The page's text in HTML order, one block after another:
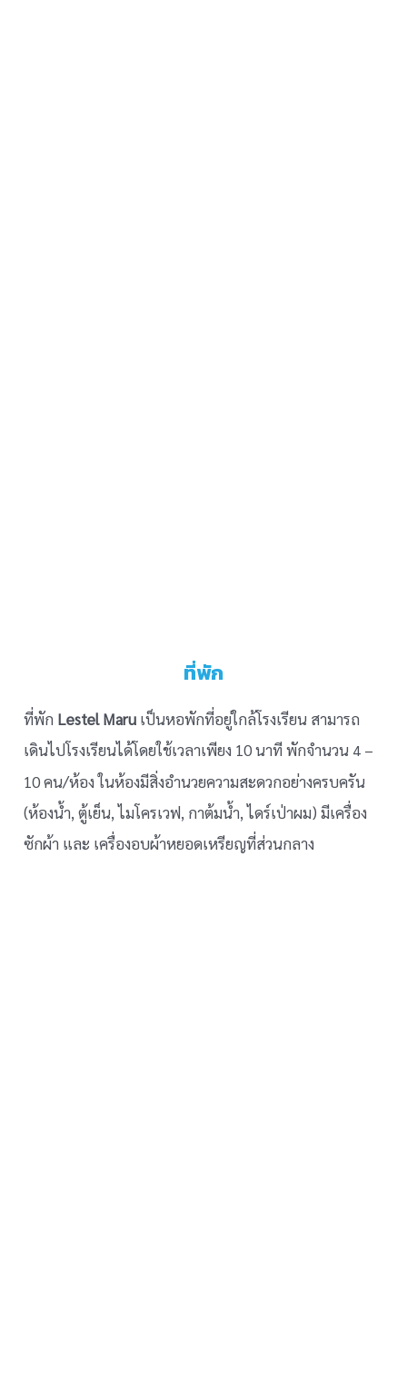
ที่พัก
ที่พัก Lestel Maru เป็นหอพักที่อยู่ใกล้โรงเรียน สามารถ
เดินไปโรงเรียนได้โดยใช้เวลาเพียง 10 นาที พักจำนวน 4 –
10 คน/ห้อง ในห้องมีสิ่งอำนวยความสะดวกอย่างครบครัน
(ห้องน้ำ, ตู้เย็น, ไมโครเวฟ, กาต้มน้ำ, ไดร์เป่าผม) มีเครื่อง
ซักผ้า และ เครื่องอบผ้าหยอดเหรียญที่ส่วนกลาง